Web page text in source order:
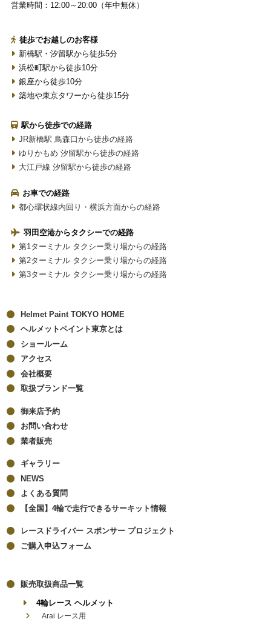
営業時間：12:00～20:00（年中無休）
徒歩でお越しのお客様
新橋駅・汐留駅から徒歩5分
浜松町駅から徒歩10分
銀座から徒歩10分
築地や東京タワーから徒歩15分
駅から徒歩での経路
JR新橋駅 鳥森口から徒歩の経路
ゆりかもめ 汐留駅から徒歩の経路
大江戸線 汐留駅から徒歩の経路
お車での経路
都心環状線内回り・横浜方面からの経路
羽田空港からタクシーでの経路
第1ターミナル タクシー乗り場からの経路
第2ターミナル タクシー乗り場からの経路
第3ターミナル タクシー乗り場からの経路
Helmet Paint TOKYO HOME
ヘルメットペイント東京とは
ショールーム
アクセス
会社概要
取扱ブランド一覧
御来店予約
お問い合わせ
業者販売
ギャラリー
NEWS
よくある質問
【全国】4輪で走行できるサーキット情報
レースドライバー スポンサー プロジェクト
ご購入申込フォーム
販売取扱商品一覧
4輪レース ヘルメット
Arai レース用